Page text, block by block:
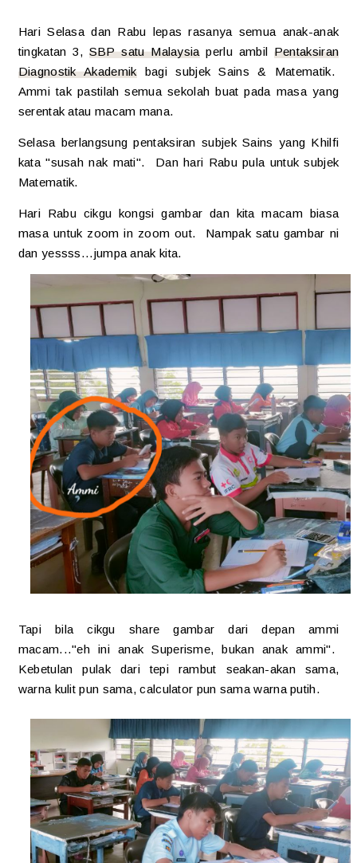
Hari Selasa dan Rabu lepas rasanya semua anak-anak
tingkatan 3, SBP satu Malaysiaperlu ambil Pentaksiran
Diagnostik Akademikbagi subjek Sains & Matematik.
Ammi tak pastilah semua sekolah buat pada masa yang
serentak atau macam mana.
Selasa berlangsung pentaksiran subjek Sains yang Khilfi
kata "susah nak mati". Dan hari Rabu pula untuk subjek
Matematik.
Hari Rabu cikgu kongsi gambar dan kita macam biasa
masa untuk zoom in zoom out. Nampak satu gambar ni
dan yessss...jumpa anak kita.
Tapi bila cikgu share gambar dari depan ammi
macam..."eh ini anak Superisme, bukan anak ammi".
Kebetulan pulak dari tepi rambut seakan-akan sama,
warna kulit pun sama, calculator pun sama warna putih.